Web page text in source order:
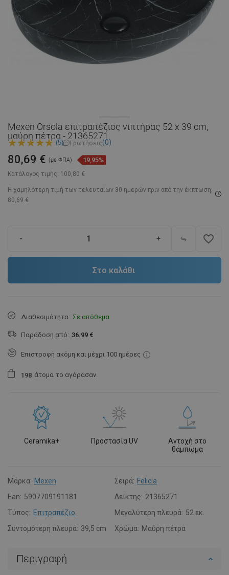
Mexen Orsola επιτραπέζιος νιπτήρας 52 x 39 cm,
μαύρη πέτρα - 21365271
(5) Ερωτήσεις(0)
Κατάλογος τιμής: 100,80 €
80,69 € (με ΦΠΑ) 19,95%
Η χαμηλότερη τιμή των τελευταίων 30 ημερών πριν από την έκπτωση:
80,69 €
- + favorite_border
Στο καλάθι
Διαθεσιμότητα: Σε απόθεμα
Παράδοση από: 36.99 €
Επιστροφή ακόμη και μέχρι 100 ημέρες
1 98 άτομα το αγόρασαν.
Ceramika+ Προστασία UV
Αντοχή στο
θάμπωμα
Μάρκα: Mexen Σειρά: Felicia
Ean: 5907709191181 Δείκτης: 21365271
Τύπος: Επιτραπέζιο Μεγαλύτερη πλευρά: 52 εκ.
Συντομότερη πλευρά: 39,5 cm Χρώμα: Μαύρη πέτρα
Περιγραφή